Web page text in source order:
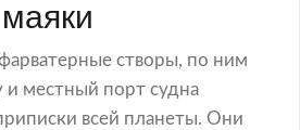
створы, по ним
и местный порт судна
всей планеты. Они